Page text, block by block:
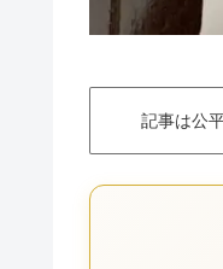
記事は公